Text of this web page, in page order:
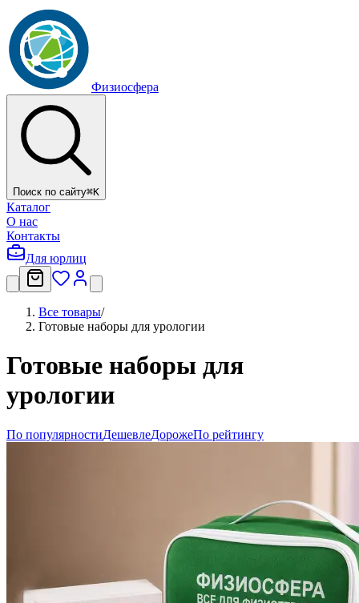
Физиосфера
Поиск по сайту⌘K
Каталог
О нас
Контакты
Для юрлиц
Все товары/
Готовые наборы для урологии
Готовые наборы для
урологии
По популярностиДешевлеДорожеПо рейтингу